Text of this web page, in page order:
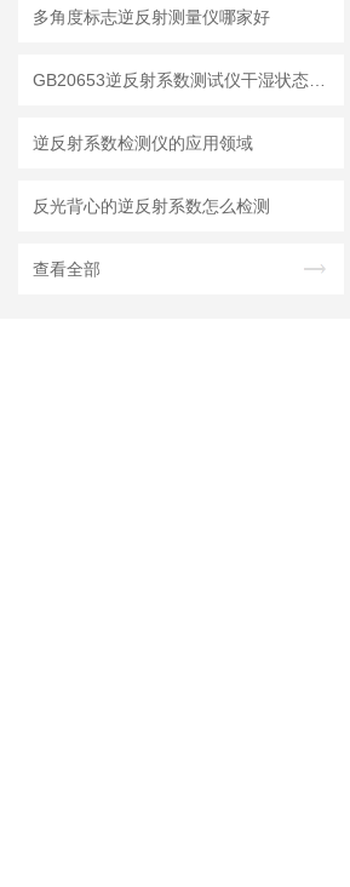
多角度标志逆反射测量仪哪家好
逆反射系数检测仪的应用领域
反光背心的逆反射系数怎么检测
查看全部